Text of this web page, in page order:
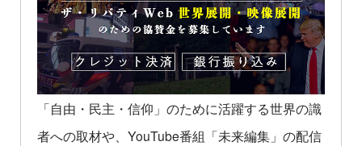
「自由・民主・信仰」のために活躍する世界の識
者への取材や、YouTube番組「未来編集」の配信